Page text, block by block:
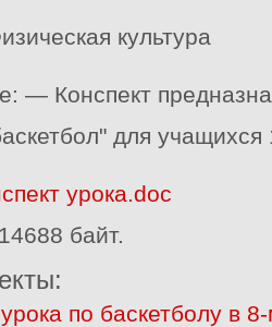
культура
— Конспект
для учащихся
урока.doc
байт.
по баскетболу в